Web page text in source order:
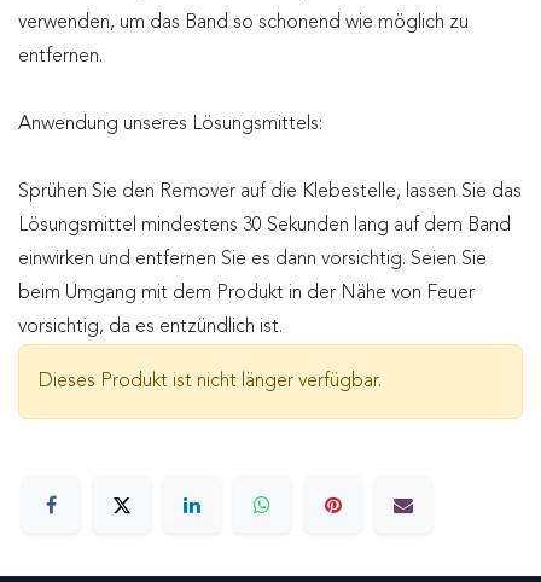
verwenden, um das Band so schonend wie möglich zu
entfernen.
Anwendung unseres Lösungsmittels:
Sprühen Sie den Remover auf die Klebestelle, lassen Sie das
Lösungsmittel mindestens 30 Sekunden lang auf dem Band
einwirken und entfernen Sie es dann vorsichtig. Seien Sie
beim Umgang mit dem Produkt in der Nähe von Feuer
vorsichtig, da es entzündlich ist.
Dieses Produkt ist nicht länger verfügbar.